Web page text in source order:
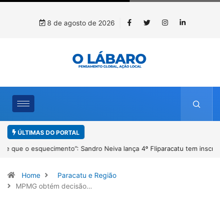
8 de agosto de 2026
ÚLTIMAS DO PORTAL
4º Fliparacatu tem inscrições abertas para o Prêmio de Redação e
Home
Paracatu e Região
MPMG obtém decisão…